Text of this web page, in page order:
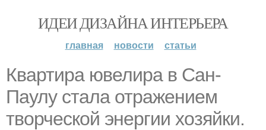
ИДЕИ ДИЗАЙНА ИНТЕРЬЕРА
главная новости статьи
Квартира ювелира в Сан-
Паулу стала отражением
творческой энергии хозяйки.